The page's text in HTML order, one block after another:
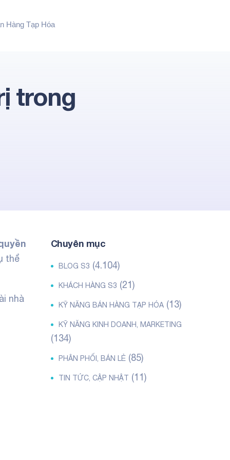
Hàng Tạp Hóa
trong
thể
nhà
Chuyên mục
BLOG S3 (4.104)
KHÁCH HÀNG S3 (21)
KỸ NĂNG BÁN HÀNG TẠP HÓA(13)
KỸ NĂNG KINH DOANH, MARKETING
(134)
PHÂN PHỐI, BÁN LẺ(85)
TIN TỨC, CẬP NHẬT (11)